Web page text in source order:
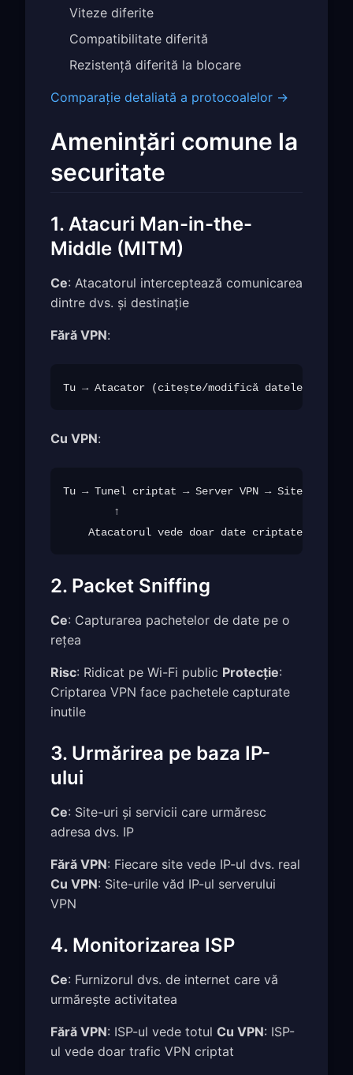
Viteze diferite
Compatibilitate diferită
Rezistență diferită la blocare
Comparație detaliată a protocoalelor →
Amenințări comune la
securitate
1. Atacuri Man-in-the-
Middle (MITM)
Ce: Atacatorul interceptează comunicarea
dintre dvs. și destinație
Fără VPN:
Cu VPN:
Tu → Tunel criptat → Server VPN → Site web
        ↑
2. Packet Sniffing
Ce: Capturarea pachetelor de date pe o
rețea
Risc: Ridicat pe Wi-Fi public Protecție:
Criptarea VPN face pachetele capturate
inutile
3. Urmărirea pe baza IP-
ului
Ce: Site-uri și servicii care urmăresc
adresa dvs. IP
Fără VPN: Fiecare site vede IP-ul dvs. real
Cu VPN: Site-urile văd IP-ul serverului
VPN
4. Monitorizarea ISP
Ce: Furnizorul dvs. de internet care vă
urmărește activitatea
Fără VPN: ISP-ul vede totul Cu VPN: ISP-
ul vede doar trafic VPN criptat